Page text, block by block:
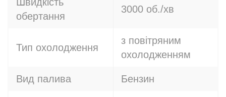
обертання
3000 об./хв
Тип охолодження
з повітряним
охолодженням
Вид палива Бензин